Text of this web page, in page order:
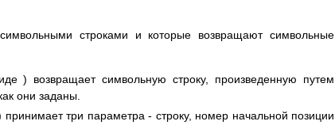
строками и которые возвращают символьные
) возвращает символьную строку, произведенную путем
они заданы.
три параметра - строку, номер начальной позиции